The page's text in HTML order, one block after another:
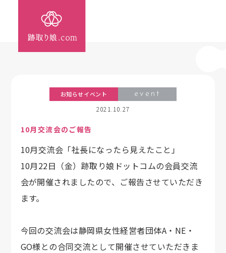
お知らせイベント event
2021.10.27
10月交流会のご報告
10月交流会「社長になったら見えたこと」
10月22日（金）跡取り娘ドットコムの会員交流
会が開催されましたので、ご報告させていただき
ます。
今回の交流会は静岡県女性経営者団体A・NE・
GO様との合同交流として開催させていただきま